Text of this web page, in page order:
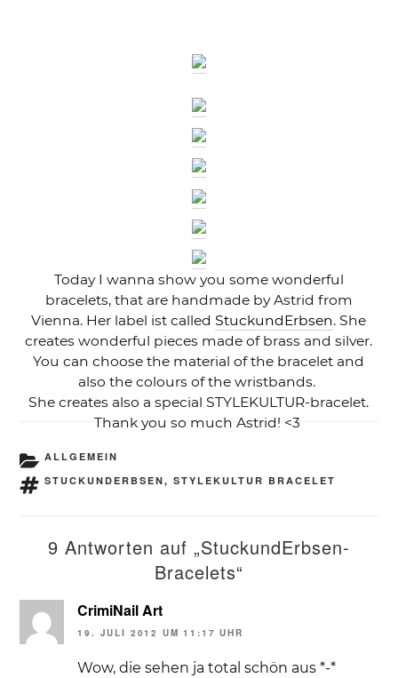
Today I wanna show you some wonderful
bracelets, that are handmade by Astrid from
Vienna. Her label ist calledStuckundErbsen. She
creates wonderful pieces made of brass and silver.
You can choose the material of the bracelet and
also the colours of the wristbands.
She creates also a special STYLEKULTUR -bracelet.
Thank you so much Astrid! <3
KATEGORIEN
ALLGEMEIN
SCHLAGWÖRTER
STUCKUNDERBSEN, STYLEKULTUR BRACELET
9 Antworten auf „StuckundErbsen-
Bracelets“
CrimiNail Art
19. JULI 2012 UM 11:17 UHR
Wow, die sehen ja total schön aus *-*